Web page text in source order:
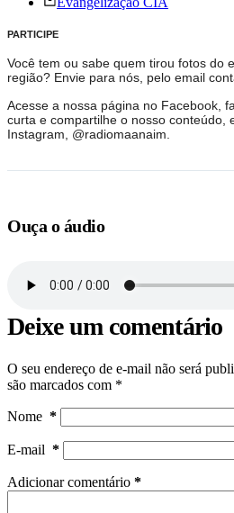
PARTICIPE
Você tem ou sabe quem tirou fotos do
região? Envie para nós, pelo email
Acesse a nossa página no Facebook,
curta e compartilhe o nosso conteúdo,
Instagram, @radiomaanaim.
Ouça o áudio
Deixe um comentário
O seu endereço de e-mail não será
são marcados com *
Nome *
E-mail *
Adicionar comentário *